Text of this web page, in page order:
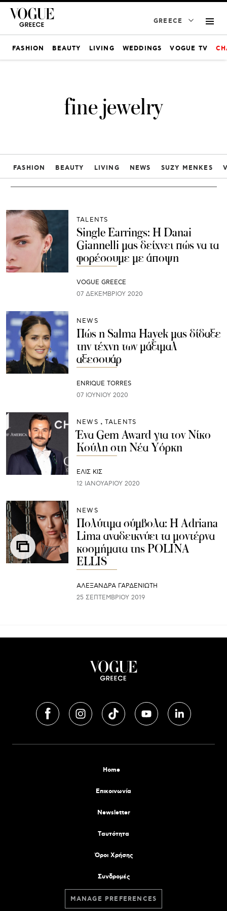
GREECE
FASHION BEAUTY LIVING WEDDINGS VOGUE TV
fine jewelry
FASHION BEAUTY LIVING NEWS SUZY MENKES
TALENTS
Single Earrings: Η Danai
Giannelli μας δείχνει πώς να τα
φορέσουμε με άποψη
VOGUE GREECE
07 ΔΕΚΕΜΒΡΊΟΥ 2020
NEWS
Πώς η Salma Hayek μας δίδαξε
την τέχνη των μάξιμαλ
αξεσουάρ
ENRIQUE TORRES
07 ΙΟΥΝΊΟΥ 2020
NEWS TALENTS
Ένα Gem Award για τον Νίκο
Κούλη στη Νέα Υόρκη
ΕΛΙΣ ΚΙΣ
12 ΙΑΝΟΥΑΡΊΟΥ 2020
NEWS
Πολύτιμα σύμβολα: Η Adriana
Lima αναδεικνύει τα μοντέρνα
κοσμήματα της POLINA
ELLIS
ΑΛΕΞΑΝΔΡΑ ΓΑΡΔΕΝΙΩΤΗ
25 ΣΕΠΤΕΜΒΡΊΟΥ 2019
Home
Επικοινωνία
Newsletter
Tαυτότητα
Όροι Χρήσης
Συνδρομές
MANAGE PREFERENCES